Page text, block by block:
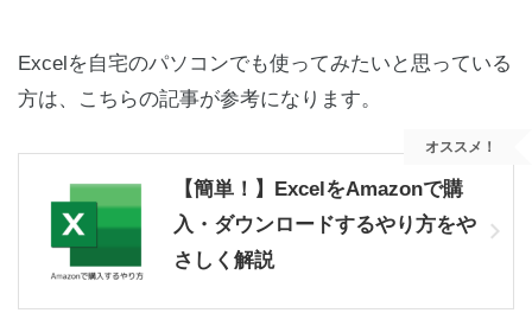
Excelを自宅のパソコンでも使ってみたいと思っている
方は、こちらの記事が参考になります。
【簡単！】ExcelをAmazonで購
入・ダウンロードするやり方をや
さしく解説
オススメ！